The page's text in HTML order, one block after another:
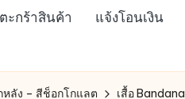
ตะกร้าสินค้า แจ้งโอนเงิน
หลัง – สีช็อกโกแลต เสื้อ Bandana